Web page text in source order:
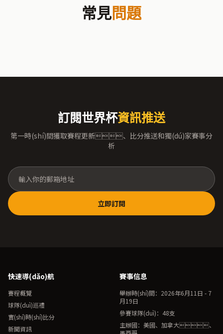
常見問題
訂閱世界杯資訊推送
第一時(shí)間獲取賽程更新、比分推送和獨(dú)家賽事分
析
立即訂閱
快速導(dǎo)航
賽程概覽
球隊(duì)巡禮
實(shí)時(shí)比分
新聞資訊
賽事信息
舉辦時(shí)間：2026年6月11日 - 7
月19日
參賽球隊(duì)：48支
主辦國：美國、加拿大、